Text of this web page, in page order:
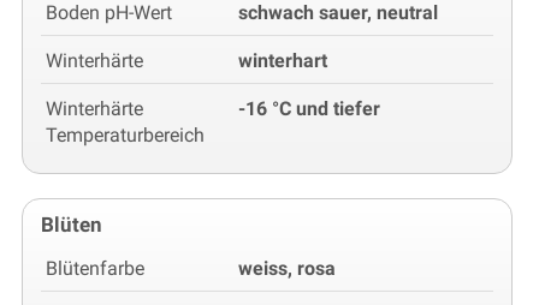
Boden pH-Wert schwach sauer, neutral
Winterhärte winterhart
Winterhärte
Temperaturbereich
-16 °C und tiefer
Blüten
Blütenfarbe weiss, rosa